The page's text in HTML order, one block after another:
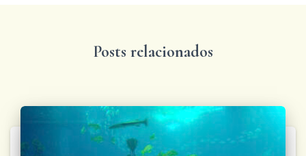
Posts relacionados